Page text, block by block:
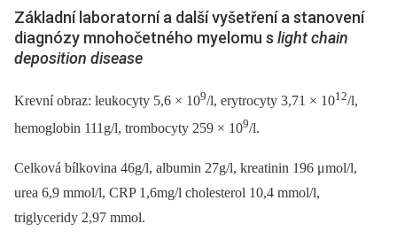
Základní laboratorní a další vyšetření a stanovení
diagnózy mnohočetného myelomu s light chain
deposition disease
Krevní obraz: leukocyty 5,6 × 109/l, erytrocyty 3,71 × 1012/l,
hemoglobin 111g/l, trombocyty 259 × 109/l.
Celková bílkovina 46g/l, albumin 27g/l, kreatinin 196 μmol/l,
urea 6,9 mmol/l, CRP 1,6mg/l cholesterol 10,4 mmol/l,
triglyceridy 2,97 mmol.